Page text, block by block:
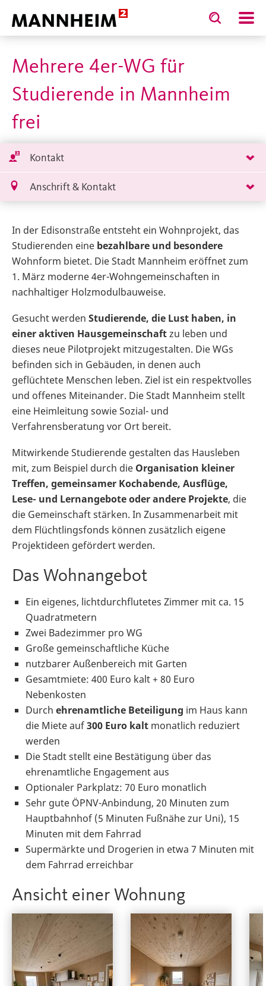
Toggle
search
input
Toggle
search
input
Mehrere 4er-WG für
Studierende in Mannheim
frei
Kontakt
Anschrift & Kontakt
In der Edisonstraße entsteht ein Wohnprojekt, das
Studierenden eine bezahlbare und besondere
Wohnform bietet. Die Stadt Mannheim eröffnet zum
1. März moderne 4er-Wohngemeinschaften in
nachhaltiger Holzmodulbauweise.
Gesucht werden Studierende, die Lust haben, in
einer aktiven Hausgemeinschaftzu leben und
dieses neue Pilotprojekt mitzugestalten. Die WGs
befinden sich in Gebäuden, in denen auch
geflüchtete Menschen leben. Ziel ist ein respektvolles
und offenes Miteinander. Die Stadt Mannheim stellt
eine Heimleitung sowie Sozial- und
Verfahrensberatung vor Ort bereit.
Mitwirkende Studierende gestalten das Hausleben
mit, zum Beispiel durch die Organisation kleiner
Treffen, gemeinsamer Kochabende, Ausflüge,
Lese- und Lernangebote oder andere Projekte, die
die Gemeinschaft stärken. In Zusammenarbeit mit
dem Flüchtlingsfonds können zusätzlich eigene
Projektideen gefördert werden.
Das Wohnangebot
Ein eigenes, lichtdurchflutetes Zimmer mit ca. 15
Quadratmetern
Zwei Badezimmer pro WG
Große gemeinschaftliche Küche
nutzbarer Außenbereich mit Garten
Gesamtmiete: 400 Euro kalt + 80 Euro
Nebenkosten
Durch ehrenamtliche Beteiligung im Haus kann
die Miete auf300 Euro kaltmonatlich reduziert
werden
Die Stadt stellt eine Bestätigung über das
ehrenamtliche Engagement aus
Optionaler Parkplatz: 70 Euro monatlich
Sehr gute ÖPNV-Anbindung, 20 Minuten zum
Hauptbahnhof (5 Minuten Fußnähe zur Uni), 15
Minuten mit dem Fahrrad
Supermärkte und Drogerien in etwa 7 Minuten mit
dem Fahrrad erreichbar
Ansicht einer Wohnung